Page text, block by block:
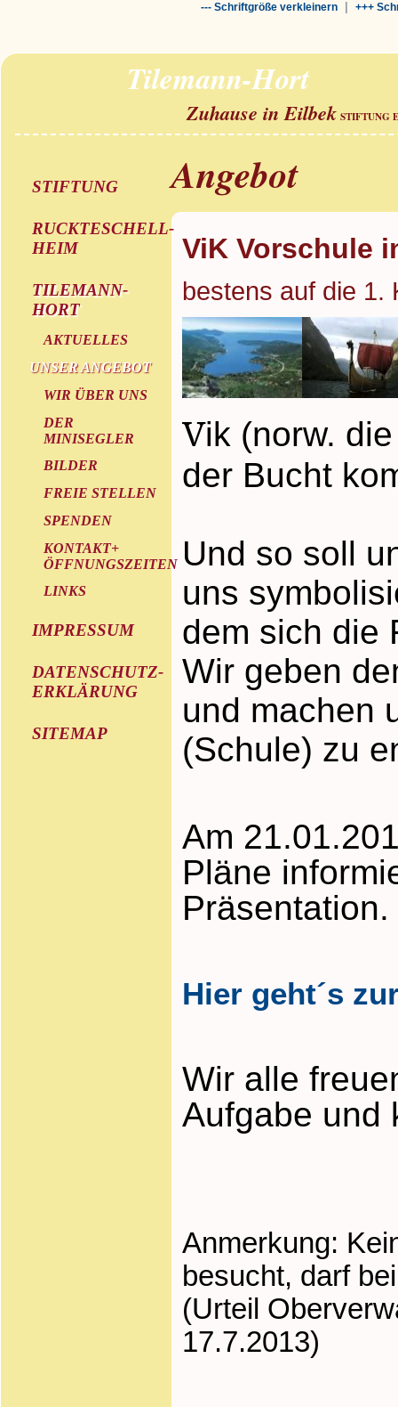
--- Schriftgröße verkleinern| +++
Tilemann-Hort
Zuhause in Eilbek STIFTUNG
STIFTUNG
RUCKTESCHELL-
HEIM
TILEMANN-
HORT
AKTUELLES
UNSER ANGEBOT
WIR ÜBER UNS
DER
MINISEGLER
BILDER
FREIE STELLEN
SPENDEN
KONTAKT+
ÖFFNUNGSZEITEN
LINKS
IMPRESSUM
DATENSCHUTZ-
ERKLÄRUNG
SITEMAP
Angebot
ViK Vorschule
bestens auf die 1.
Vik (norw.
der Bucht
Und so soll
uns
dem sich die
Wir geben
und machen
(Schule) zu
Am
Pläne
Präsentation.
Hier geht´s
Wir alle
Aufgabe und
Anmerkung:
besucht, darf
(Urteil
17.7.2013)